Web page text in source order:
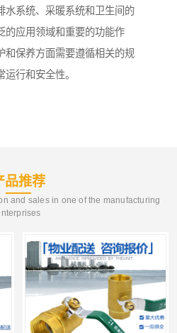
水系统、采暖系统和卫生间的
的应用领域和重要的功能作
和保养方面需要遵循相关的规
行和安全性。
品推荐
and sales in one of the manufacturing